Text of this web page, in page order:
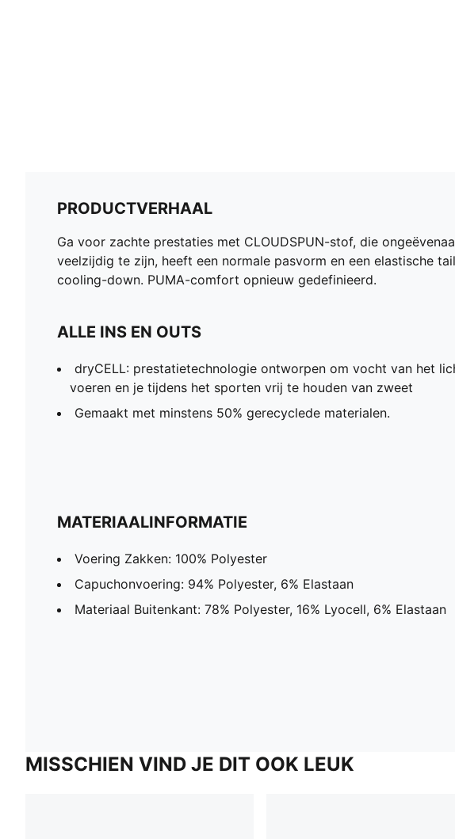
PRODUCTVERHAAL
Ga voor zachte prestaties met CLOUDSPUN-stof, die
veelzijdig te zijn, heeft een normale pasvorm en een elastische
cooling-down. PUMA-comfort opnieuw gedefinieerd.
ALLE INS EN OUTS
dryCELL: prestatietechnologie ontworpen om vocht van het
voeren en je tijdens het sporten vrij te houden van zweet
Gemaakt met minstens 50% gerecyclede materialen.
MATERIAALINFORMATIE
Voering Zakken: 100% Polyester
Capuchonvoering: 94% Polyester, 6% Elastaan
Materiaal Buitenkant: 78% Polyester, 16% Lyocell, 6% Elastaan
MISSCHIEN VIND JE DIT OOK LEUK